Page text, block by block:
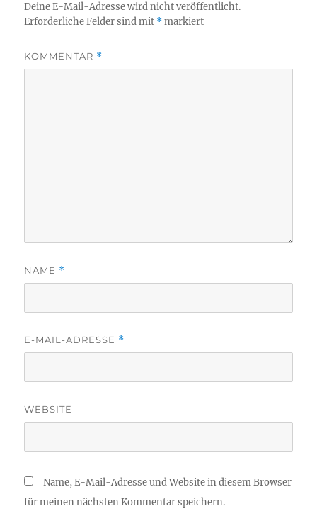
Deine E-Mail-Adresse wird nicht veröffentlicht.
Erforderliche Felder sind mit *markiert
KOMMENTAR *
NAME *
E-MAIL-ADRESSE *
WEBSITE
Name, E-Mail-Adresse und Website in diesem Browser
für meinen nächsten Kommentar speichern.